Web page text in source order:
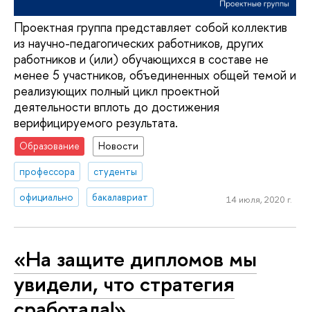
Проектная группа представляет собой коллектив
из научно-педагогических работников, других
работников и (или) обучающихся в составе не
менее 5 участников, объединенных общей темой и
реализующих полный цикл проектной
деятельности вплоть до достижения
верифицируемого результата.
Образование
Новости
профессора
студенты
официально
бакалавриат 14 июля, 2020 г.
«На защите дипломов мы
увидели, что стратегия